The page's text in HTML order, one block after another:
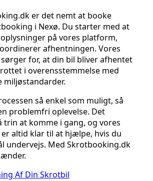
er det nemt at booke
i Nexø. Du starter med at
på vores platform,
afhentningen. Vores
for, at din bil bliver afhentet
i overensstemmelse med
miljøstandarder.
så enkel som muligt, så
problemfri oplevelse. Det
at komme i gang, og vores
altid klar til at hjælpe, hvis du
undervejs. Med Skrotbooking.dk
Af Din Skrotbil